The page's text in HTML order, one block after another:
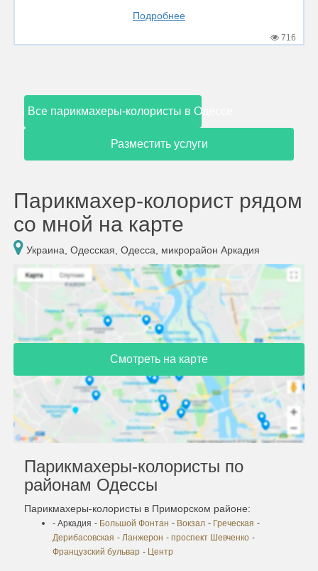
Подробнее
716
Все парикмахеры-колористы в Одессе
Разместить услуги
Парикмахер-колорист рядом
со мной на карте
Украина, Одесская, Одесса, микрорайон Аркадия
Смотреть на карте
Парикмахеры-колористы по
районам Одессы
Парикмахеры-колористы в Приморском районе:
- Аркадия - Большой Фонтан - Вокзал - Греческая -
Дерибасовская - Ланжерон - проспект Шевченко -
Французский бульвар - Центр